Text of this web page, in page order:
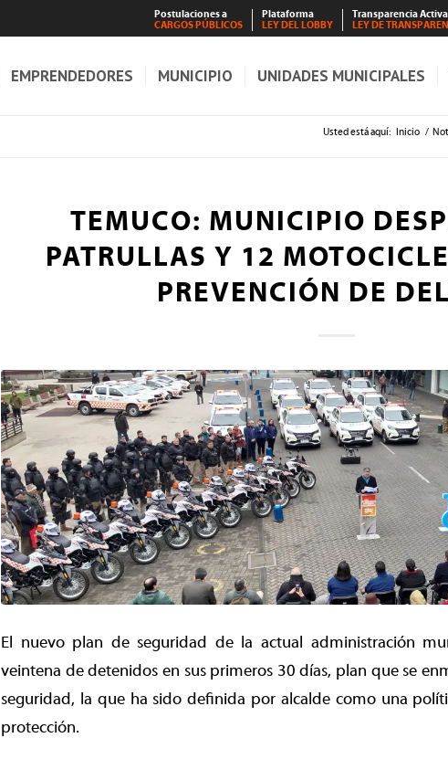
Postulaciones a
CARGOS PÚBLICOS
Plataforma
LEY DEL LOBBY
Transparencia Activa
LEY DE
EMPRENDEDORES MUNICIPIO UNIDADES MUNICIPALES
Usted está aquí: Inicio /
TEMUCO: MUNICIPIO
PATRULLAS Y 12
PREVENCIÓN DE
El nuevo plan de seguridad de la actual administración
veintena de detenidos en sus primeros 30 días, plan que se
seguridad, la que ha sido definida por alcalde como una
protección.